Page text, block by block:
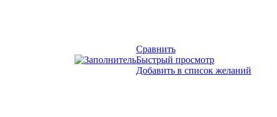
Сравнить
Быстрый просмотр
Добавить в список желаний